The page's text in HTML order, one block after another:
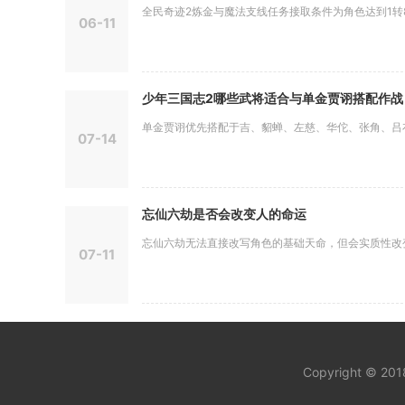
06-11
全民奇迹2炼金与魔法支线任务接取条件为角色达到1
07-14
少年三国志2哪些武将适合与单金贾诩搭配作战
单金贾诩优先搭配于吉、貂蝉、左慈、华佗、张角、
07-11
忘仙六劫是否会改变人的命运
忘仙六劫无法直接改写角色的基础天命，但会实质性
Copyright ©